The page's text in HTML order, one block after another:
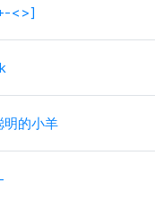
<>]
明的小羊